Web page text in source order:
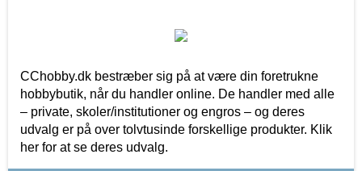
CChobby.dk bestræber sig på at være din foretrukne
hobbybutik, når du handler online. De handler med alle
– private, skoler/institutioner og engros – og deres
udvalg er på over tolvtusinde forskellige produkter. Klik
her for at se deres udvalg.